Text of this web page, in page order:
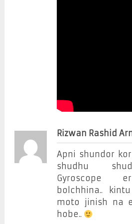
Rizwan Rashid
Apni shundor
shudhu
Gyroscope
bolchhina..
moto jinish na
hobe..